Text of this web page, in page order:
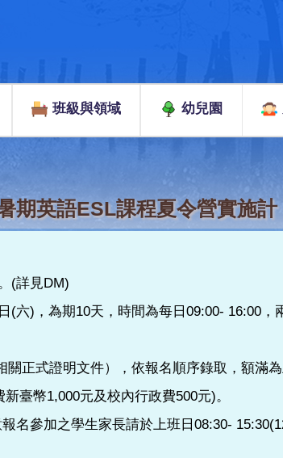
班級與領域 幼兒園
期英語ESL課程夏令營實施計
(詳見DM)
)，為期10天，時間為每日09:00- 16:00，
正式證明文件），依報名順序錄取，額滿為
臺幣1,000元及校內行政費500元)。
名參加之學生家長請於上班日08:30-